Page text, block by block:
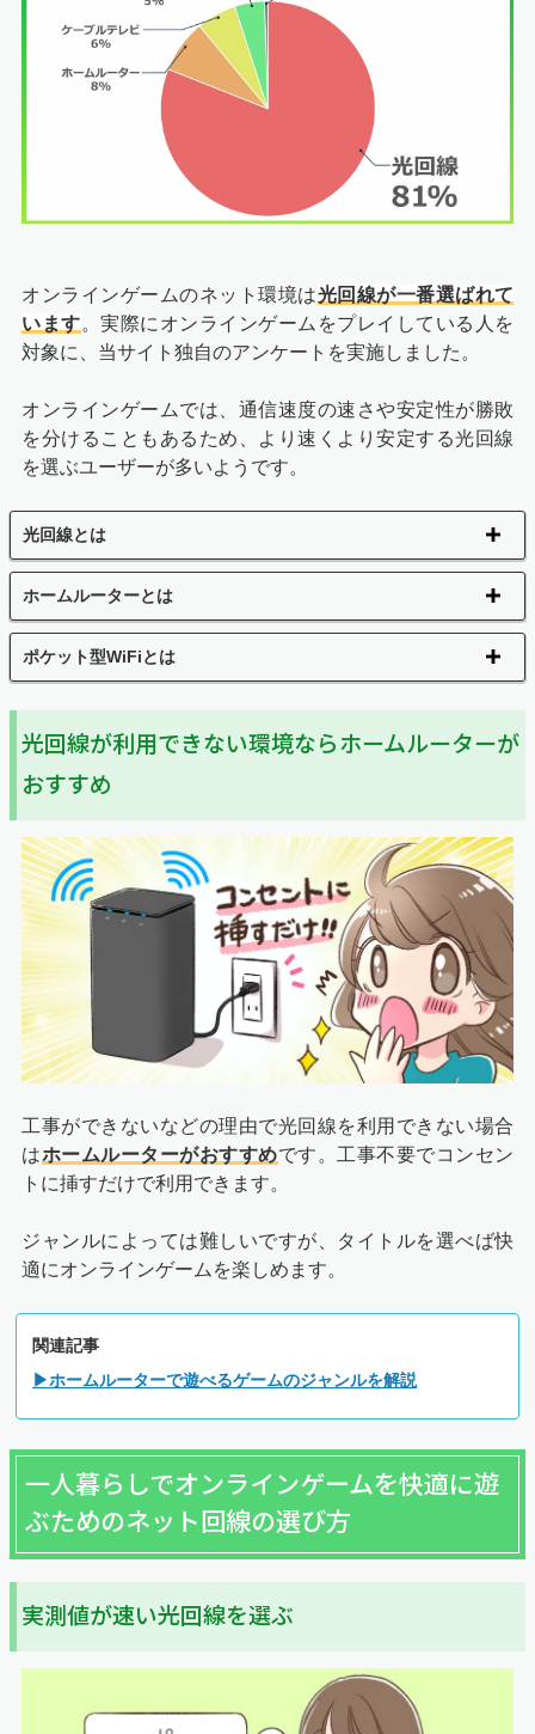
オンラインゲームのネット環境は光回線が一番選ばれて
います。実際にオンラインゲームをプレイしている人を
対象に、当サイト独自のアンケートを実施しました。
オンラインゲームでは、通信速度の速さや安定性が勝敗
を分けることもあるため、より速くより安定する光回線
を選ぶユーザーが多いようです。
光回線とは
ホームルーターとは
ポケット型WiFiとは
光回線が利用できない環境ならホームルーターが
おすすめ
工事ができないなどの理由で光回線を利用できない場合
はホームルーターがおすすめです。工事不要でコンセン
トに挿すだけで利用できます。
ジャンルによっては難しいですが、タイトルを選べば快
適にオンラインゲームを楽しめます。
関連記事
▶ホームルーターで遊べるゲームのジャンルを解説
一人暮らしでオンラインゲームを快適に遊
ぶためのネット回線の選び方
実測値が速い光回線を選ぶ